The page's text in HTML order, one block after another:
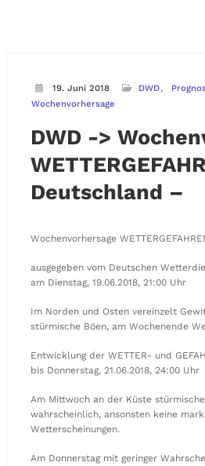
19. Juni 2018 DWD
Wochenvorhersage
DWD ->
Deutschland –
Wochenvorhersage
ausgegeben vom Deutschen
am Dienstag, 19.06.2018, 21:00 Uhr
Im Norden und Osten vereinzelt
stürmische Böen, am Wochenende
Entwicklung der WETTER- und
bis Donnerstag, 21.06.2018, 24:00 Uhr
Am Mittwoch an der Küste
wahrscheinlich, ansonsten keine
Wetterscheinungen.
Am Donnerstag mit geringer